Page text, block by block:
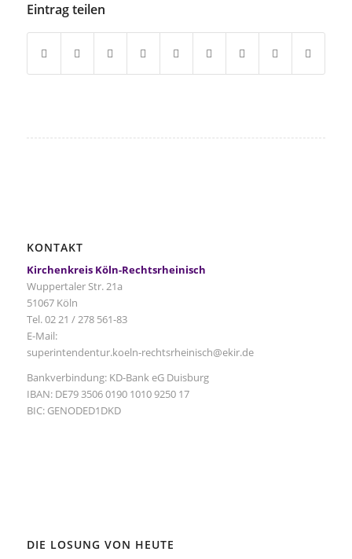
Eintrag teilen
KONTAKT
Kirchenkreis Köln-Rechtsrheinisch
Wuppertaler Str. 21a
51067 Köln
Tel. 02 21 / 278 561-83
E-Mail:
superintendentur.koeln-rechtsrheinisch@ekir.de
Bankverbindung: KD-Bank eG Duisburg
IBAN: DE79 3506 0190 1010 9250 17
BIC: GENODED1DKD
DIE LOSUNG VON HEUTE